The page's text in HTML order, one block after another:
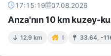
17:15:19 07.08.2026
Anza'nın 10 km kuzey-
12.9 km I 33.64, -